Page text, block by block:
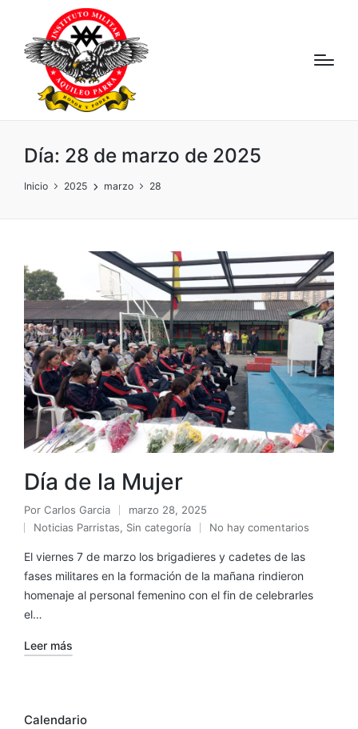
Día: 28 de marzo de 2025
Inicio 2025 marzo 28
Día de la Mujer
Por Carlos Garcia
marzo 28, 2025
Noticias Parristas, Sin categoría No hay comentarios
El viernes 7 de marzo los brigadieres y cadetes de las
fases militares en la formación de la mañana rindieron
homenaje al personal femenino con el fin de celebrarles
el…
Leer más
Calendario